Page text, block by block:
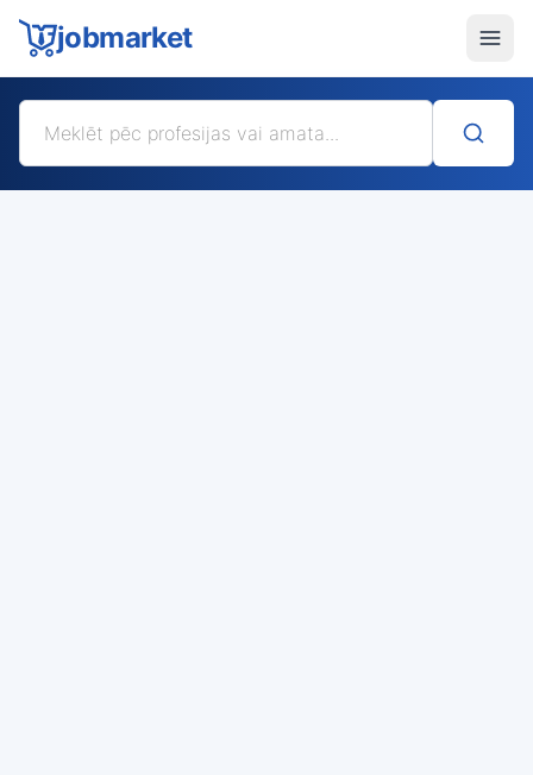
jobmarket